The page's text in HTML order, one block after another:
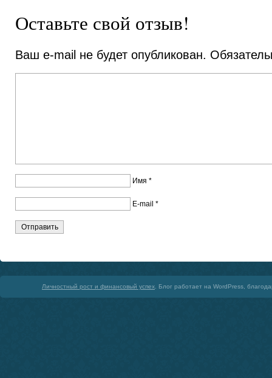
Оставьте свой отзыв!
Ваш e-mail не будет опубликован.
Имя *
E-mail *
Личностный рост и финансовый успех . Блог работает на WordPress,